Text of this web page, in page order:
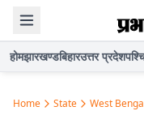
होमझारखण्डबिहारउत्तर प्रदेश
Home State West